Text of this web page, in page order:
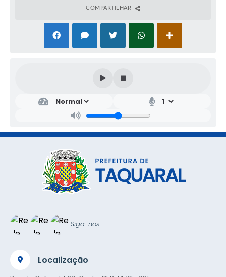
COMPARTILHAR
Siga-nos
Localização